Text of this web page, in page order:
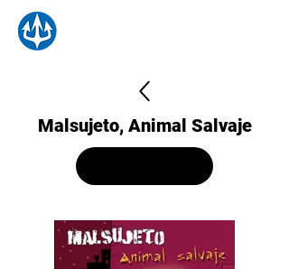
Malsujeto, Animal Salvaje